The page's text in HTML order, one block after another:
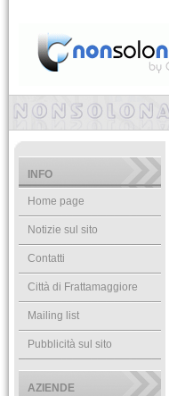
INFO
Home page
Notizie sul sito
Contatti
Città di Frattamaggiore
Mailing list
Pubblicità sul sito
AZIENDE